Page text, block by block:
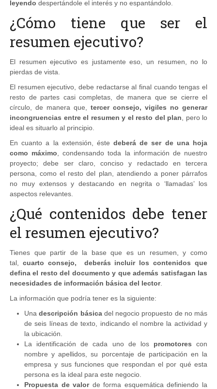
leyendo despertándole el interés y no espantándolo.
¿Cómo tiene que ser el
resumen ejecutivo?
El resumen ejecutivo es justamente eso, un resumen, no lo
pierdas de vista.
El resumen ejecutivo, debe redactarse al final cuando tengas el
resto de partes casi completas, de manera que se cierre el
círculo, de manera que,
tercer consejo, vigiles no generar
incongruencias entre el resumen y el resto del plan , pero lo
ideal es situarlo al principio.
En cuanto a la extensión, éstedeberá de ser de una hoja
como máximo , condensando toda la información de nuestro
proyecto; debe ser claro, conciso y redactado en tercera
persona, como el resto del plan, atendiendo a poner párrafos
no muy extensos y destacando en negrita o ‘llamadas’ los
aspectos relevantes.
¿Qué contenidos debe tener
el resumen ejecutivo?
Tienes que partir de la base que es un resumen, y como
tal, cuarto consejo, deberás incluir los contenidos que
defina el resto del documento y que además satisfagan las
necesidades de información básica del lector.
La información que podría tener es la siguiente:
Unadescripción básicadel negocio propuesto de no más
de seis líneas de texto, indicando el nombre la actividad y
la ubicación.
La identificación de cada uno de los promotores con
nombre y apellidos, su porcentaje de participación en la
empresa y sus funciones que respondan el por qué esta
persona es la ideal para este negocio.
Propuesta de valorde forma esquemática definiendo la